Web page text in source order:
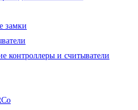
замки
контроллеры и считыватели